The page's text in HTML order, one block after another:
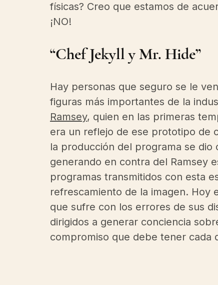
físicas? Creo que estamos de
¡NO!
“Chef Jekyll y Mr. Hide”
Hay personas que seguro se le
figuras más importantes de la
Ramsey, quien en las primeras
era un reflejo de ese prototipo de
la producción del programa se
generando en contra del Ramsey
programas transmitidos con esta
refrescamiento de la imagen. Hoy
que sufre con los errores de sus
dirigidos a generar conciencia
compromiso que debe tener cada